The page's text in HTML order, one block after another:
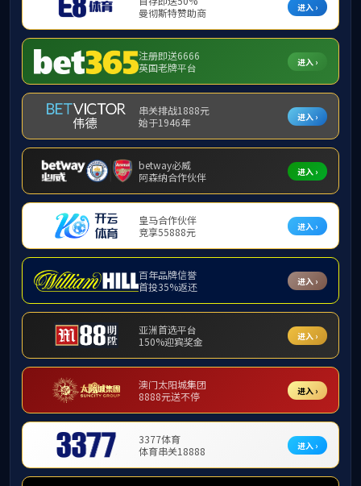
提示：访问地址无效，289/http:/287找不到对应的栏目！
首页 关闭此页